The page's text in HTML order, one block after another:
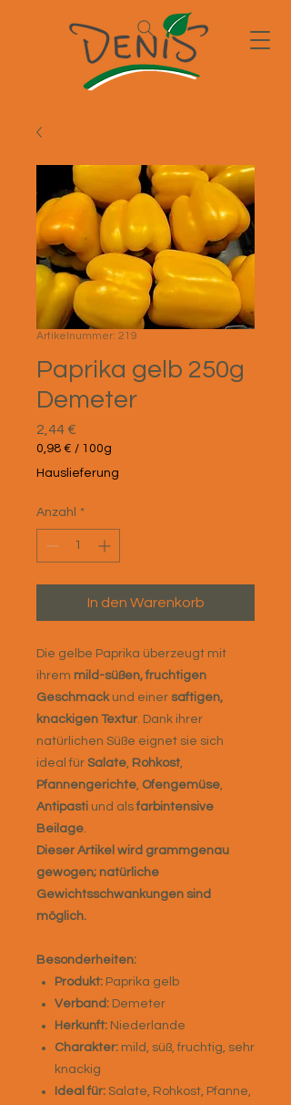
Artikelnummer: 219
Paprika gelb 250g
Demeter
2,44 €
0,98 € / 100g
0,98 €
Gramm
Hauslieferung
Anzahl *
In den Warenkorb
Die gelbe Paprika überzeugt mit
ihrem mild-süßen, fruchtigen
Geschmackund einer saftigen,
knackigen Textur. Dank ihrer
natürlichen Süße eignet sie sich
ideal für Salate, Rohkost,
Pfannengerichte, Ofengemüse,
Antipasti und alsfarbintensive
Beilage.
Dieser Artikel wird grammgenau
gewogen; natürliche
Gewichtsschwankungen sind
möglich.
Besonderheiten:
Produkt: Paprika gelb
Verband: Demeter
Herkunft: Niederlande
Charakter: mild, süß, fruchtig, sehr
knackig
Ideal für: Salate, Rohkost, Pfanne,